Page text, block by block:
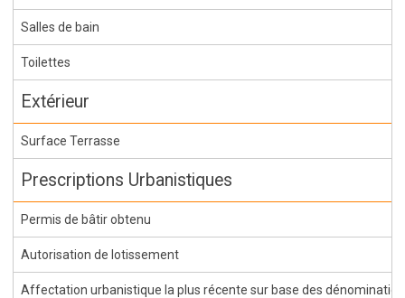
Salles de bain
Toilettes
Extérieur
Surface Terrasse
Prescriptions Urbanistiques
Permis de bâtir obtenu
Autorisation de lotissement
Affectation urbanistique la plus récente sur base des